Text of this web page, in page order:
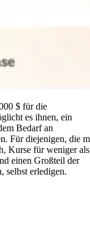
$ für die
es ihnen, ein
Bedarf an
Für diejenigen, die
Kurse für weniger als
einen Großteil der
selbst erledigen.